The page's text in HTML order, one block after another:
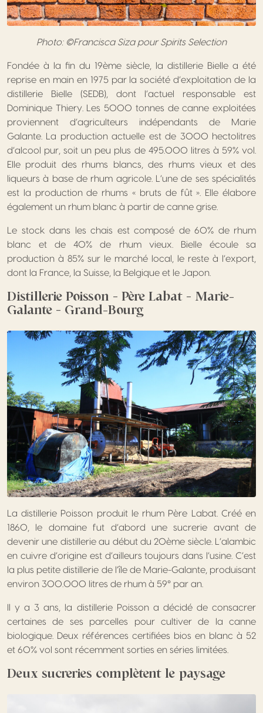
Photo: ©Francisca Siza pour Spirits Selection
Fondée à la fin du 19ème siècle, la distillerie Bielle a été
reprise en main en 1975 par la société d’exploitation de la
distillerie Bielle (SEDB), dont l’actuel responsable est
Dominique Thiery. Les 5000 tonnes de canne exploitées
proviennent d’agriculteurs indépendants de Marie
Galante. La production actuelle est de 3000 hectolitres
d’alcool pur, soit un peu plus de 495.000 litres à 59% vol.
Elle produit des rhums blancs, des rhums vieux et des
liqueurs à base de rhum agricole. L’une de ses spécialités
est la production de rhums « bruts de fût ». Elle élabore
également un rhum blanc à partir de canne grise.
Le stock dans les chais est composé de 60% de rhum
blanc et de 40% de rhum vieux. Bielle écoule sa
production à 85% sur le marché local, le reste à l’export,
dont la France, la Suisse, la Belgique et le Japon.
Distillerie Poisson – Père Labat – Marie-
Galante – Grand-Bourg
La distillerie Poisson produit le rhum Père Labat. Créé en
1860, le domaine fut d’abord une sucrerie avant de
devenir une distillerie au début du 20ème siècle. L’alambic
en cuivre d’origine est d’ailleurs toujours dans l’usine. C’est
la plus petite distillerie de l’île de Marie-Galante, produisant
environ 300.000 litres de rhum à 59° par an.
Il y a 3 ans, la distillerie Poisson a décidé de consacrer
certaines de ses parcelles pour cultiver de la canne
biologique. Deux références certifiées bios en blanc à 52
et 60% vol sont récemment sorties en séries limitées.
Deux sucreries complètent le paysage